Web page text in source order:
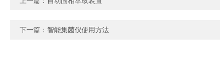
下一篇： 智能集菌仪使用方法